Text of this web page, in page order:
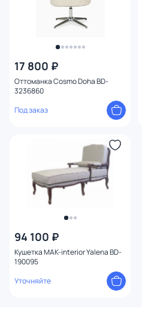
17 800 ₽
Оттоманка Cosmo Doha BD-
3236860
Под заказ
94 100 ₽
Кушетка MAK-interior Yalena BD-
190095
Уточняйте